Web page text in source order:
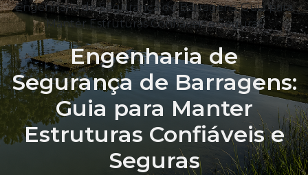
Engenharia de Segurança de Barragens: Guia para
Manter Estruturas Confiáveis e Seguras
Engenharia de
Segurança de Barragens:
Guia para Manter
Estruturas Confiáveis e
Seguras